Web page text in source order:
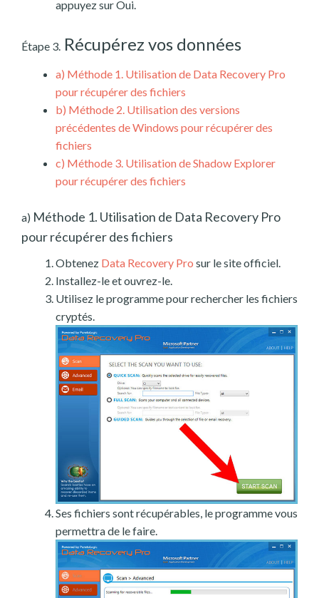
appuyez sur Oui.
Étape 3. Récupérez vos données
a) Méthode 1. Utilisation de Data Recovery Pro
pour récupérer des fichiers
b) Méthode 2. Utilisation des versions
précédentes de Windows pour récupérer des
fichiers
c) Méthode 3. Utilisation de Shadow Explorer
pour récupérer des fichiers
a) Méthode 1. Utilisation de Data Recovery Pro
pour récupérer des fichiers
Obtenez Data Recovery Pro sur le site officiel.
Installez-le et ouvrez-le.
Utilisez le programme pour rechercher les fichiers
cryptés.
Ses fichiers sont récupérables, le programme vous
permettra de le faire.